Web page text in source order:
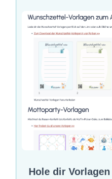
Hole dir